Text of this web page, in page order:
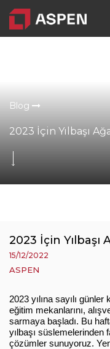
Blog
2023 İçin Yılbaşı
2023 İçin Yılbaşı
15/12/2022
ASPEN
2023 yılına sayılı
eğitim mekanlarını,
sarmaya başladı. Bu
yılbaşı süslemelerinden
çözümler sunuyoruz.